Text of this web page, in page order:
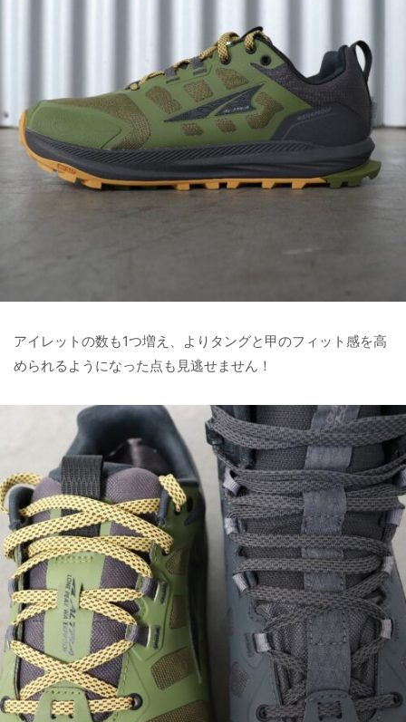
アイレットの数も1つ増え、よりタングと甲のフィット感を高
められるようになった点も見逃せません！